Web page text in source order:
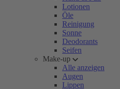
Lotionen
Öle
Reinigung
Sonne
Deodorants
Seifen
Make-up
Alle anzeigen
Augen
Lippen